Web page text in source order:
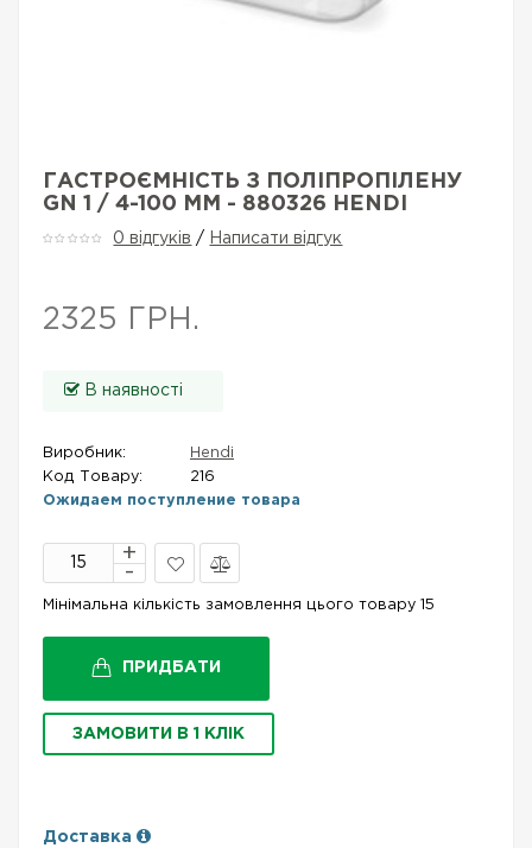
ГАСТРОЄМНІСТЬ З ПОЛІПРОПІЛЕНУ
GN 1 / 4-100 ММ - 880326 HENDI
0 відгуків / Написати відгук
2325 ГРН.
В наявності
Виробник:
Hendi
Код Товару:
216
Ожидаем поступление товара
В
Порівняти
Мінімальна кількість замовлення цього товару 15
ПРИДБАТИ
ЗАМОВИТИ В 1 КЛІК
Доставка